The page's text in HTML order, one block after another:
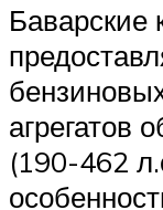
Баварские
агрегатов
(190-462